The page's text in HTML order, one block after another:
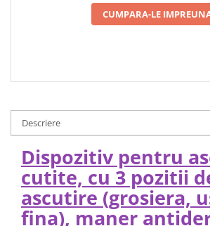
CUMPARA-LE
Descriere
Dispozitiv pentru
cutite, cu 3 pozitii
ascutire (grosiera,
fina), maner